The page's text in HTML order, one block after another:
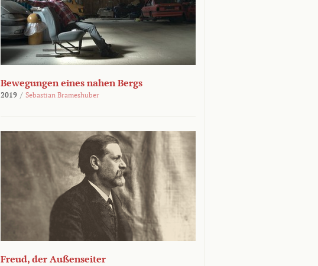
Bewegungen eines nahen Bergs
2019 / Sebastian Brameshuber
Freud, der Außenseiter